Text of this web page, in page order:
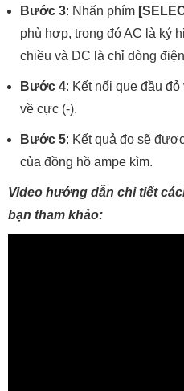
Bước 3: Nhấn phím
phù hợp, trong đó AC là ký
chiều và DC là chỉ dòng
Bước 4: Kết nối que đầu
về cực (-).
Bước 5: Kết quả đo sẽ
của đồng hồ ampe kìm.
Video hướng dẫn chi tiết
bạn tham khảo: